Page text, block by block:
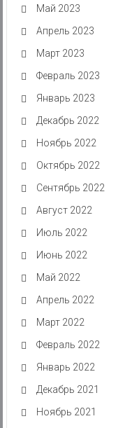
Май 2023
Апрель 2023
Март 2023
Февраль 2023
Январь 2023
Декабрь 2022
Ноябрь 2022
Октябрь 2022
Сентябрь 2022
Август 2022
Июль 2022
Июнь 2022
Май 2022
Апрель 2022
Март 2022
Февраль 2022
Январь 2022
Декабрь 2021
Ноябрь 2021